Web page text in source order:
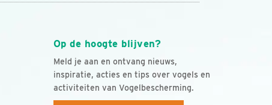
Op de hoogte blijven?
Meld je aan en ontvang nieuws,
inspiratie, acties en tips over vogels en
activiteiten van Vogelbescherming.